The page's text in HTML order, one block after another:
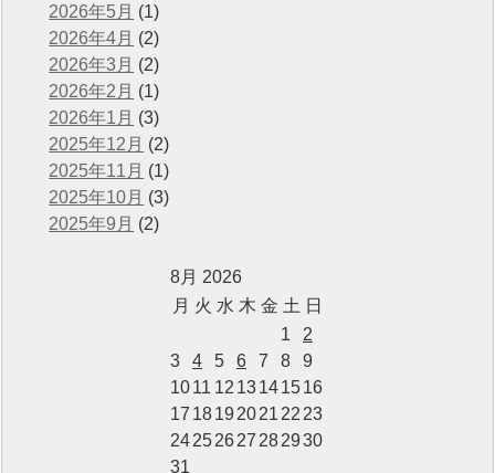
2026年5月 (1)
2026年4月 (2)
2026年3月 (2)
2026年2月 (1)
2026年1月 (3)
2025年12月 (2)
2025年11月 (1)
2025年10月 (3)
2025年9月 (2)
8月 2026
月 火 水 木 金 土 日
1
2
3
4 5 6 7 8
9
1011 12 13141516
17 1819 2021 22 23
24252627 282930
31